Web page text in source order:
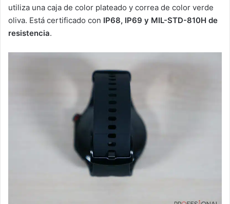
utiliza una caja de color plateado y correa de color verde
oliva. Está certificado con IP68, IP69 y MIL-STD-810H de
resistencia.